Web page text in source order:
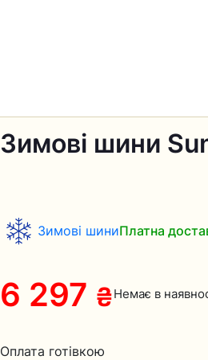
Зимові шини
Зимові шиниПлатна
6 297 ₴ Немає в
Оплата готівкою